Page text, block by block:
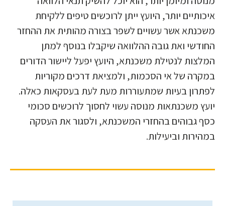
איכותיים יותר, היועץ ייתן לרוכשים טיפים ללקיחת
משכנתא אשר עשויים לשפר בצורה מהותית את ההחזר
החודשי ואת גובה ההלוואה שיקבלו בנוסף למתן
המלצות לנטילת משכנתא, היועץ יפעל ליישור הדורים
במקרה של אי הסכמות, ולמציאת דרכים מקוריות
לפתרון בעיות שמתעוררות מעת לעת בעסקאות כאלה.
יועץ משכנתאות מנוסה עשוי לחסוך לרוכשים סכומי
כסף גבוהים בהחזרי המשכנתא, ולסגור את העסקה
במהירות וביעילות.